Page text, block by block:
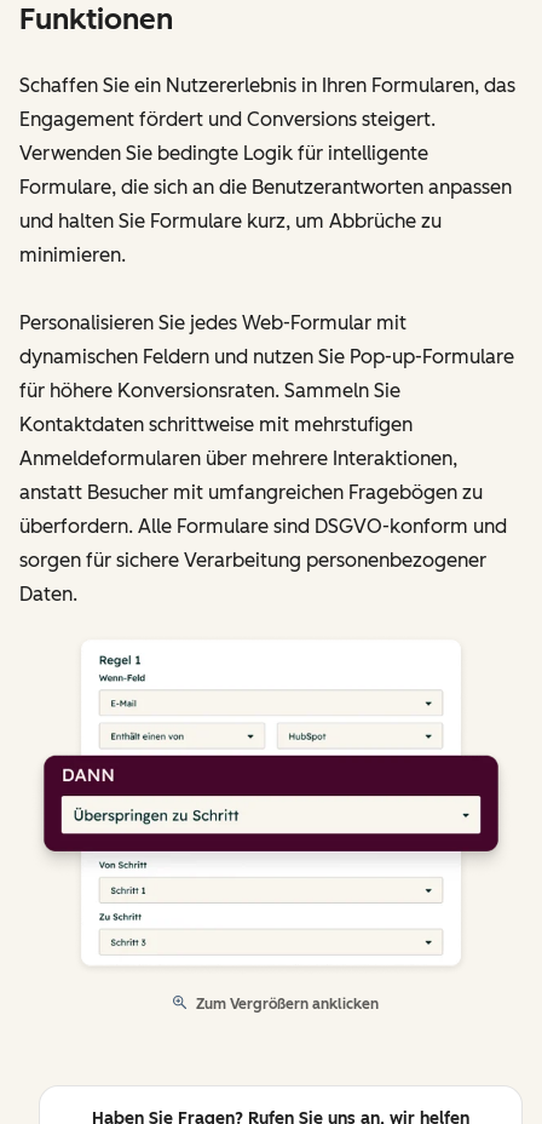
Funktionen
Schaffen Sie ein Nutzererlebnis in Ihren Formularen, das
Engagement fördert und Conversions steigert.
Verwenden Sie bedingte Logik für intelligente
Formulare, die sich an die Benutzerantworten anpassen
und halten Sie Formulare kurz, um Abbrüche zu
minimieren.
Personalisieren Sie jedes Web-Formular mit
dynamischen Feldern und nutzen Sie Pop-up-Formulare
für höhere Konversionsraten. Sammeln Sie
Kontaktdaten schrittweise mit mehrstufigen
Anmeldeformularen über mehrere Interaktionen,
anstatt Besucher mit umfangreichen Fragebögen zu
überfordern. Alle Formulare sind DSGVO-konform und
sorgen für sichere Verarbeitung personenbezogener
Daten.
Zum Vergrößern anklicken
Haben Sie Fragen? Rufen Sie uns an, wir helfen